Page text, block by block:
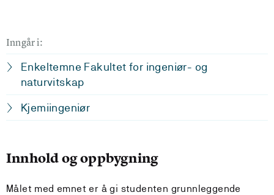
Inngår i:
Enkeltemne Fakultet for ingeniør- og
naturvitskap
Kjemiingeniør
Innhold og oppbygning
Målet med emnet er å gi studenten grunnleggende